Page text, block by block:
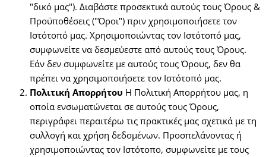
"δικό μας"). Διαβάστε προσεκτικά αυτούς τους Όρους &
Προϋποθέσεις ("Όροι") πριν χρησιμοποιήσετε τον
Ιστότοπό μας. Χρησιμοποιώντας τον Ιστότοπό μας,
συμφωνείτε να δεσμεύεστε από αυτούς τους Όρους.
Εάν δεν συμφωνείτε με αυτούς τους Όρους, δεν θα
πρέπει να χρησιμοποιήσετε τον Ιστότοπό μας.
Πολιτική Απορρήτου Η Πολιτική Απορρήτου μας, η
οποία ενσωματώνεται σε αυτούς τους Όρους,
περιγράφει περαιτέρω τις πρακτικές μας σχετικά με τη
συλλογή και χρήση δεδομένων. Προσπελάνοντας ή
χρησιμοποιώντας τον Ιστότοπο, συμφωνείτε με τους